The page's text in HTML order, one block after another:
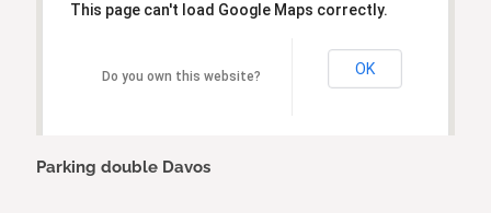
This page can't load Google Maps correctly.
Do you own this website? OK
Parking double Davos